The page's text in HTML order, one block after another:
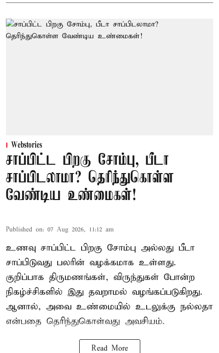
Webstories
சாப்பிட்ட பிறகு சோம்பு, பீடா
சாப்பிடலாமா? தெரிந்துகொள்ள
வேண்டிய உண்மைகள்!
Published on: 07 Aug 2026, 11:12 am
உணவு சாப்பிட்ட பிறகு சோம்பு அல்லது பீடா
சாப்பிடுவது பலரின் வழக்கமாக உள்ளது.
குறிப்பாக திருமணங்கள், விருந்துகள் போன்ற
நிகழ்ச்சிகளில் இது தவறாமல் வழங்கப்படுகிறது.
ஆனால், அவை உண்மையில் உடலுக்கு நல்லதா
என்பதை தெரிந்துகொள்வது அவசியம்.
Read More